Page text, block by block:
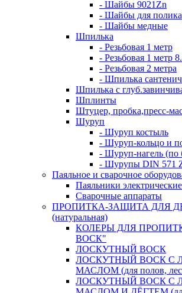
- Шайбы 9021Zn
- Шайбы для
- Шайбы медные
Шпилька
- Резьбовая 1 метр
- Резьбовая 1 метр
- Резьбовая 2 метра
- Шпилька
Шпилька с
Шплинты
Штуцер, пробка,пресс-
Шуруп
- Шуруп костыль
- Шуруп-кольцо и
- Шуруп-нагель (по
- Шурупы DIN 571
Паяльное и сварочное
Паяльники
Сварочные аппараты
ПРОПИТКА-ЗАЩИТА ДЛЯ
(натуральная)
КОЛЕРЫ ДЛЯ
ВОСК"
ЛОСКУТНЫЙ ВОСК
ЛОСКУТНЫЙ ВОСК С
МАСЛОМ (для полов,
ЛОСКУТНЫЙ ВОСК С